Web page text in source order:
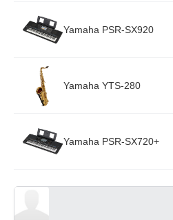
Yamaha PSR-SX920
Yamaha YTS-280
Yamaha PSR-SX720+